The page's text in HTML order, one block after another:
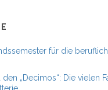
für die
„Decimos“: Die vielen